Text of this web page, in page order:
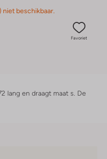
niet beschikbaar.
Favoriet
lang en draagt maat s. De